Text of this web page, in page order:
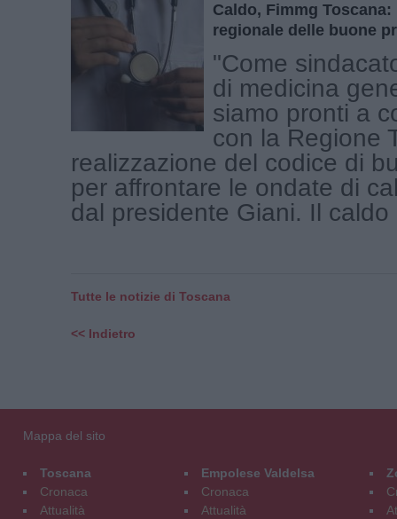
Caldo, Fimmg
regionale delle buone
"Come
di medicina
siamo pronti a
con la Regione
realizzazione del codice di
per affrontare le ondate di
dal presidente Giani. Il caldo
Tutte le notizie di Toscana
<< Indietro
Mappa del sito
Toscana
Cronaca
Attualità
Empolese Valdelsa
Cronaca
Attualità